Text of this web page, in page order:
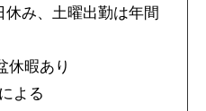
休み、土曜出勤は年間
休暇あり
よる